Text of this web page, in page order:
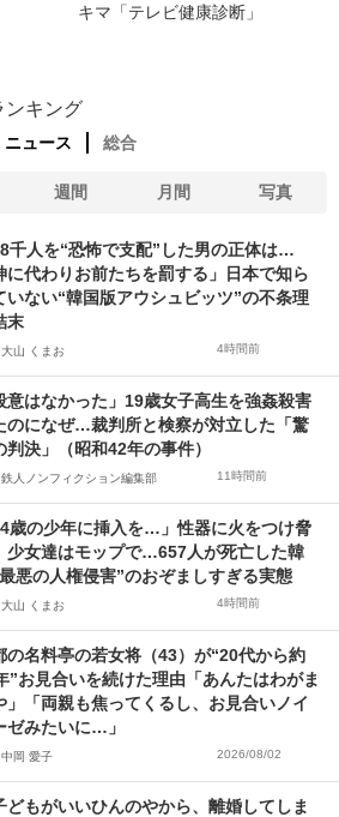
キマ「テレビ健康診断」
ンキング
ニュース 総合
週間 月間 写真
千人を“恐怖で支配”した男の正体は…
に代わりお前たちを罰する」日本で知ら
いない“韓国版アウシュビッツ”の不条理
末
大山 くまお 4時間前
意はなかった」19歳女子高生を強姦殺害
のになぜ…裁判所と検察が対立した「驚
判決」（昭和42年の事件）
鉄人ノンフィクション編集部 11時間前
歳の少年に挿入を…」性器に火をつけ脅
少女達はモップで…657人が死亡した韓
悪の人権侵害”のおぞましすぎる実態
大山 くまお 4時間前
の名料亭の若女将（43）が“20代から約
”お見合いを続けた理由「あんたはわがま
」「両親も焦ってくるし、お見合いノイ
ゼみたいに…」
中岡 愛子 2026/08/02
どもがいいひんのやから、離婚してしま